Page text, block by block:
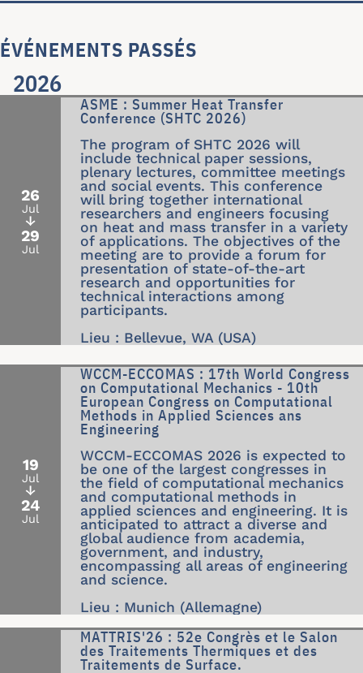
ÉVÉNEMENTS PASSÉS
2026
26
Jul
↓
29
Jul
ASME : Summer Heat Transfer
Conference (SHTC 2026)
The program of SHTC 2026 will
include technical paper sessions,
plenary lectures, committee meetings
and social events. This conference
will bring together international
researchers and engineers focusing
on heat and mass transfer in a variety
of applications. The objectives of the
meeting are to provide a forum for
presentation of state-of-the-art
research and opportunities for
technical interactions among
participants.
Lieu : Bellevue, WA (USA)
19
Jul
↓
24
Jul
WCCM-ECCOMAS : 17th World Congress
on Computational Mechanics - 10th
European Congress on Computational
Methods in Applied Sciences ans
Engineering
WCCM-ECCOMAS 2026 is expected to
be one of the largest congresses in
the field of computational mechanics
and computational methods in
applied sciences and engineering. It is
anticipated to attract a diverse and
global audience from academia,
government, and industry,
encompassing all areas of engineering
and science.
Lieu : Munich (Allemagne)
MATTRIS'26 : 52e Congrès et le Salon
des Traitements Thermiques et des
Traitements de Surface.